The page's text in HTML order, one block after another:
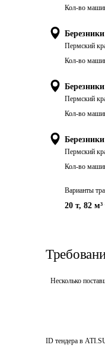
Кол-во
Березники
Пермский
Кол-во
Березники
Пермский
Кол-во
Березники
Пермский
Кол-во
Варианты
20 т, 82 м³
Несколько
ID тендера в